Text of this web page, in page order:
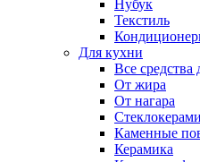
Нубук
Текстиль
Для кухни
Все средства
От жира
От нагара
Каменные
Керамика